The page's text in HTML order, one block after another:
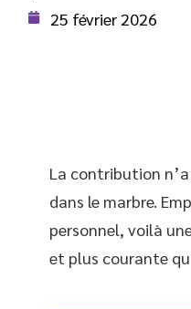
25 février 2026
La contribution n’a
dans le marbre.
personnel, voilà
et plus courante